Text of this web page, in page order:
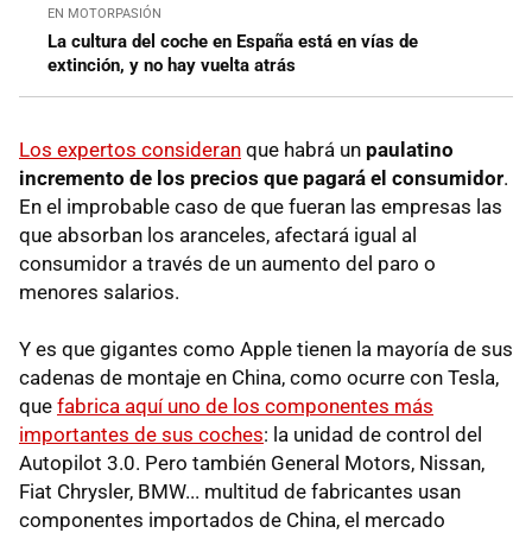
EN MOTORPASIÓN
La cultura del coche en España está en vías de
extinción, y no hay vuelta atrás
Los expertos consideran que habrá un paulatino
incremento de los precios que pagará el consumidor.
En el improbable caso de que fueran las empresas las
que absorban los aranceles, afectará igual al
consumidor a través de un aumento del paro o
menores salarios.
Y es que gigantes como Apple tienen la mayoría de sus
cadenas de montaje en China, como ocurre con Tesla,
que fabrica aquí uno de los componentes más
importantes de sus coches: la unidad de control del
Autopilot 3.0. Pero también General Motors, Nissan,
Fiat Chrysler, BMW... multitud de fabricantes usan
componentes importados de China, el mercado